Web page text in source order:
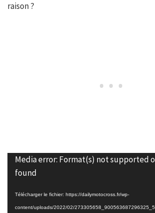
raison ?
Lecteur
vidéo
Media error: Format(s) not supported
found
Télécharger le fichier: https://dailymotocross.fr/wp-
content/uploads/2022/02/